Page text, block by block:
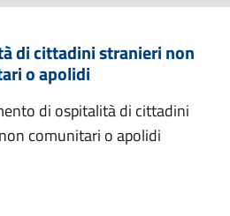
di cittadini stranieri non
o apolidi
di ospitalità di cittadini
comunitari o apolidi